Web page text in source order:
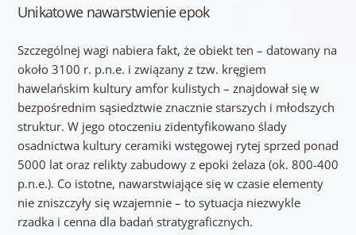
Unikatowe nawarstwienie epok
Szczególnej wagi nabiera fakt, że obiekt ten – datowany na
około 3100 r. p.n.e. i związany z tzw. kręgiem
hawelańskim kultury amfor kulistych – znajdował się w
bezpośrednim sąsiedztwie znacznie starszych i młodszych
struktur. W jego otoczeniu zidentyfikowano ślady
osadnictwa kultury ceramiki wstęgowej rytej sprzed ponad
5000 lat oraz relikty zabudowy z epoki żelaza (ok. 800-400
p.n.e.). Co istotne, nawarstwiające się w czasie elementy
nie zniszczyły się wzajemnie – to sytuacja niezwykle
rzadka i cenna dla badań stratygraficznych.